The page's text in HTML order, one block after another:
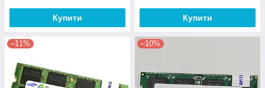
Купити Купити
–11% –10%